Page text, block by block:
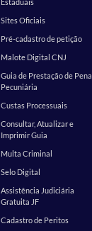
Sites Oficiais
Pré-cadastro de petição
Malote Digital CNJ
Guia de Prestação de Pena
Pecuniária
Custas Processuais
Consultar, Atualizar e
Imprimir Guia
Multa Criminal
Selo Digital
Assistência Judiciária
Gratuita JF
Cadastro de Peritos